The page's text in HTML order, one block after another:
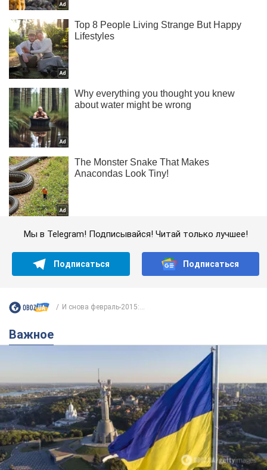
Мы в Telegram! Подписывайся! Читай только лучшее!
Подписаться Подписаться
И снова февраль-2015:...
Важное